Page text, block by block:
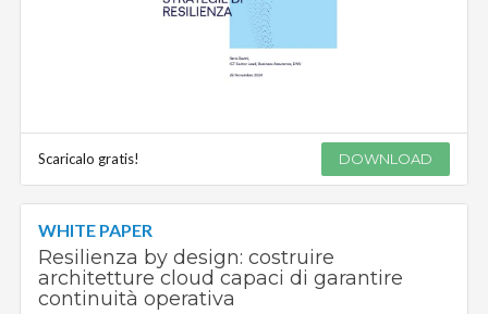
Scaricalo gratis! DOWNLOAD
WHITE PAPER
Resilienza by design: costruire
architetture cloud capaci di garantire
continuità operativa